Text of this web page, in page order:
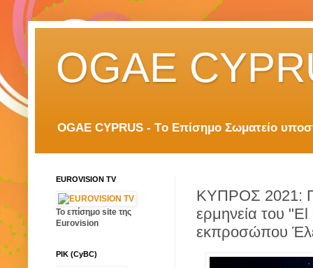
OGAE
OGAE CYPRUS - Tο Επίσημο Σωματείο
ΚΥΠΡΟΣ 2021:
ερμηνεία του
εκπροσώπου
EUROVISION TV
Το επίσημο site της
Eurovision
ΡΙΚ (CyBC)